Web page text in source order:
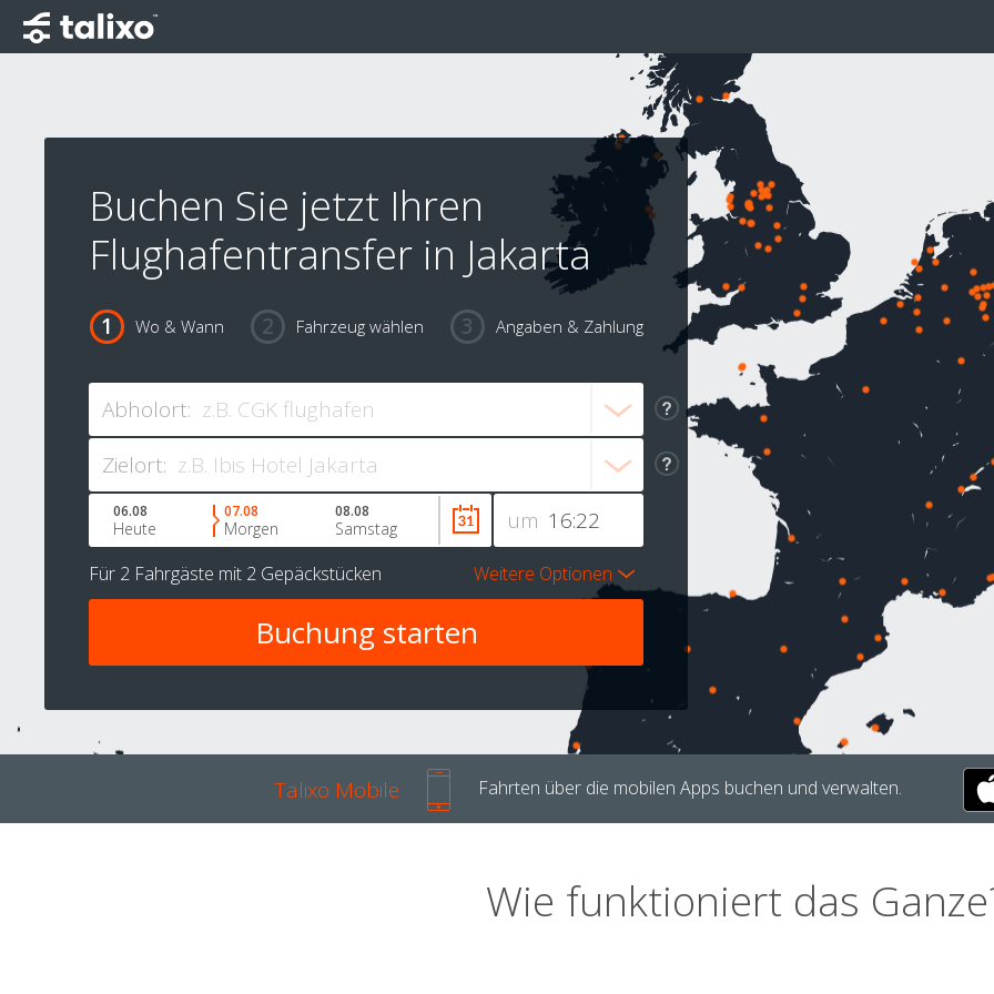
Buchen Sie jetzt Ihren
Flughafentransfer in Jakarta
Wo & Wann Fahrzeug wählen Angaben & Zahlung
Abholort:
Zielort:
um
06.08
Heute
07.08
Morgen
08.08
Samstag
Für 2 Fahrgäste mit 2 Gepäckstücken Weitere Optionen
Talixo Mobile Fahrten über die mobilen Apps buchen und verwalten.
Wie funktioniert das